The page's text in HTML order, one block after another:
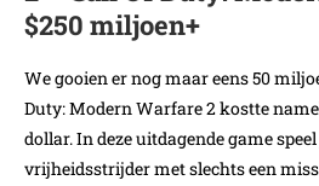
$250 miljoen+
We gooien er nog maar eens 50
Duty: Modern Warfare 2 kostte
dollar. In deze uitdagende game
vrijheidsstrijder met slechts een